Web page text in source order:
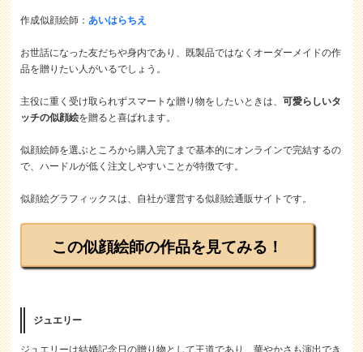
作成似顔絵師：あいはらちえ
お世話になった友だちや身内であり、既製品ではなくオーダーメイドの作
品を贈りたい人がいるでしょう。
主役に重く受け取られずスマートな贈り物をしたいときは、可愛らしいタ
ッチの似顔絵を贈ると喜ばれます。
似顔絵師を選ぶところから購入完了まで基本的にオンラインで完結するの
で、ハードルが低く注文しやすいことが特徴です。
似顔絵グラフィックスは、自社が運営する似顔絵通販サイトです。
この似顔絵師の作品を見てみる！
ジュエリー
ジュエリーは結婚記念日の贈り物として王道であり、華やかさも演出でき